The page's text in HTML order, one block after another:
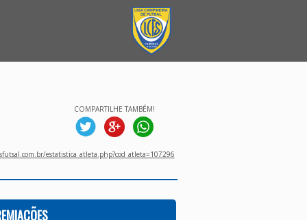
COMPARTILHE TAMBÉM!
estatistica_atleta.php?cod_atleta=107296